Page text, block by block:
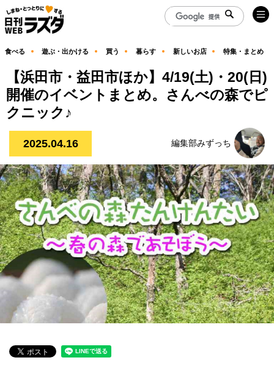
食べる 遊ぶ・出かける 買う 暮らす 新しいお店 特集・まとめ
【浜田市・益田市ほか】4/19(土)・20(日)
開催のイベントまとめ。さんべの森でピ
クニック♪
2025.04.16 編集部みずっち